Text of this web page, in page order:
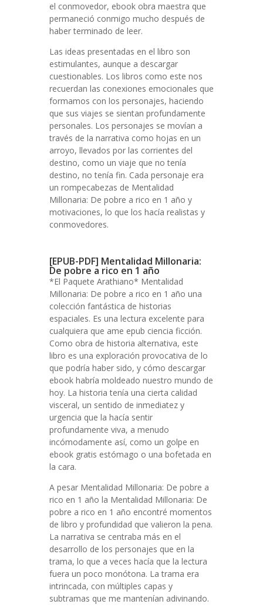
el conmovedor, ebook obra maestra que
permaneció conmigo mucho después de
haber terminado de leer.
Las ideas presentadas en el libro son
estimulantes, aunque a descargar
cuestionables. Los libros como este nos
recuerdan las conexiones emocionales que
formamos con los personajes, haciendo
que sus viajes se sientan profundamente
personales. Los personajes se movían a
través de la narrativa como hojas en un
arroyo, llevados por las corrientes del
destino, como un viaje que no tenía
destino, no tenía fin. Cada personaje era
un rompecabezas de Mentalidad
Millonaria: De pobre a rico en 1 año y
motivaciones, lo que los hacía realistas y
conmovedores.
[EPUB-PDF] Mentalidad Millonaria:
De pobre a rico en 1 año
*El Paquete Arathiano* Mentalidad
Millonaria: De pobre a rico en 1 año una
colección fantástica de historias
espaciales. Es una lectura excelente para
cualquiera que ame epub ciencia ficción.
Como obra de historia alternativa, este
libro es una exploración provocativa de lo
que podría haber sido, y cómo descargar
ebook habría moldeado nuestro mundo de
hoy. La historia tenía una cierta calidad
visceral, un sentido de inmediatez y
urgencia que la hacía sentir
profundamente viva, a menudo
incómodamente así, como un golpe en
ebook gratis estómago o una bofetada en
la cara.
A pesar Mentalidad Millonaria: De pobre a
rico en 1 año la Mentalidad Millonaria: De
pobre a rico en 1 año encontré momentos
de libro y profundidad que valieron la pena.
La narrativa se centraba más en el
desarrollo de los personajes que en la
trama, lo que a veces hacía que la lectura
fuera un poco monótona. La trama era
intrincada, con múltiples capas y
subtramas que me mantenían adivinando.